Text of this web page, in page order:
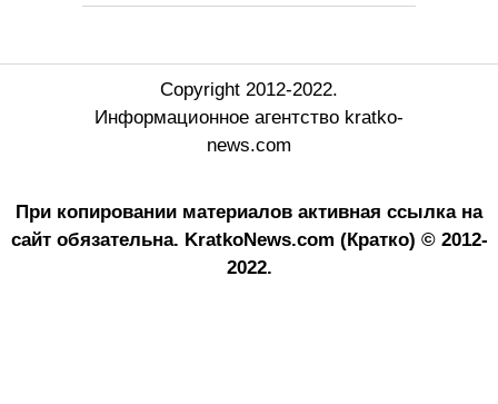
Copyright 2012-2022.
Информационное агентство kratko-
news.com
При копировании материалов активная ссылка на
сайт обязательна. KratkoNews.com (Кратко) © 2012-
2022.